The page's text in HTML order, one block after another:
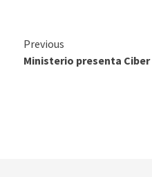
Continue
Reading
Previous
Ministerio presenta